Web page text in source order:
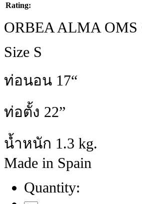
Rating:
ORBEA ALMA OMS
Size S
ท่อนอน 17“
ท่อตั้ง 22”
น้ำหนัก 1.3 kg.
Made in Spain
Quantity: